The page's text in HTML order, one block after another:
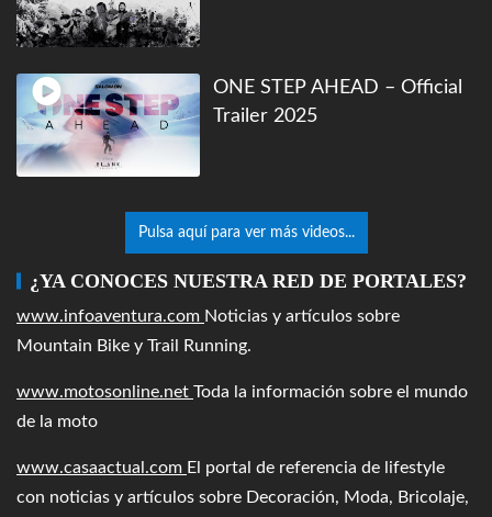
ONE STEP AHEAD – Official
Trailer 2025
Pulsa aquí para ver más videos...
¿YA CONOCES NUESTRA RED DE PORTALES?
www.infoaventura.com Noticias y artículos sobre
Mountain Bike y Trail Running.
www.motosonline.net Toda la información sobre el mundo
de la moto
www.casaactual.com El portal de referencia de lifestyle
con noticias y artículos sobre Decoración, Moda, Bricolaje,